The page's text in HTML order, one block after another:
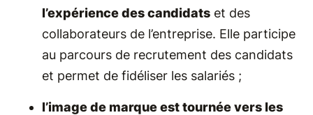
l’expérience des candidats et des
collaborateurs de l’entreprise. Elle participe
au parcours de recrutement des candidats
et permet de fidéliser les salariés ;
l’image de marque est tournée vers les